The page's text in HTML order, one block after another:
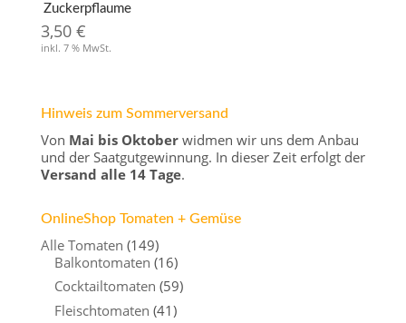
Zuckerpflaume
3,50 €
inkl. 7 % MwSt.
Hinweis zum Sommerversand
Von Mai bis Oktoberwidmen wir uns dem Anbau
und der Saatgutgewinnung. In dieser Zeit erfolgt der
Versand alle 14 Tage.
OnlineShop Tomaten + Gemüse
Alle Tomaten (149)
Balkontomaten (16)
Cocktailtomaten (59)
Fleischtomaten (41)